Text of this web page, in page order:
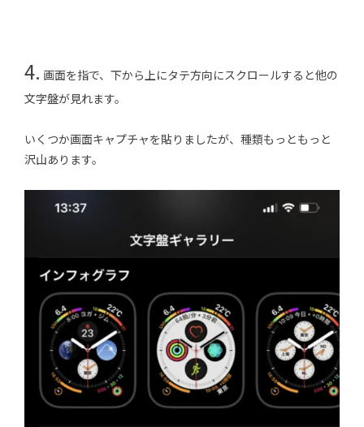
4. 画面を指で、下から上にタテ方向にスクロールすると他の
文字盤が見れます。
いくつか画面キャプチャを貼りましたが、種類もっともっと
沢山あります。